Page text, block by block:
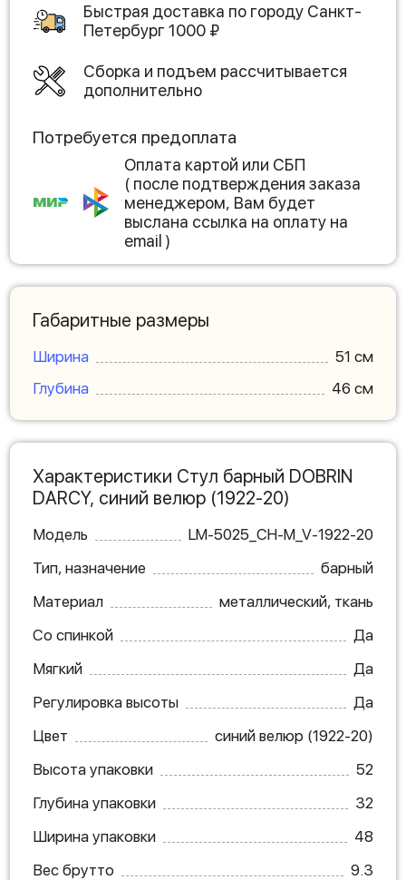
Быстрая доставка по городу Санкт-
Петербург1000 ₽
Сборка и подъем рассчитывается
дополнительно
Потребуется предоплата
Оплата картой или СБП
( после подтверждения заказа
менеджером, Вам будет
выслана ссылка на оплату на
email )
Габаритные размеры
Ширина
51 см
Глубина
46 см
Характеристики Стул барный DOBRIN
DARCY, синий велюр (1922-20)
Модель
LM-5025_CH-M_V-1922-20
Тип, назначение
барный
Материал
металлический, ткань
Со спинкой
Да
Мягкий
Да
Регулировка высоты
Да
Цвет
синий велюр (1922-20)
Высота упаковки
52
Глубина упаковки
32
Ширина упаковки
48
Вес брутто
9.3